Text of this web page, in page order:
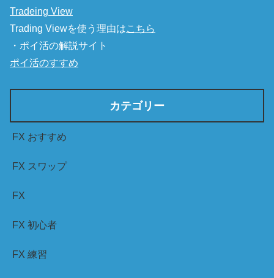
Tradeing View
Trading Viewを使う理由はこちら
・ポイ活の解説サイト
ポイ活のすすめ
カテゴリー
FX おすすめ
FX スワップ
FX
FX 初心者
FX 練習